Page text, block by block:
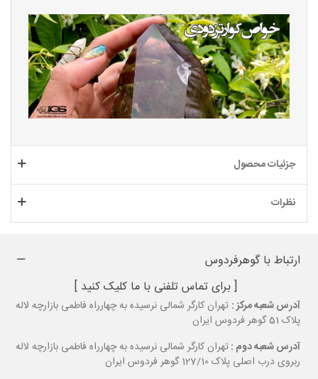
جزئیات محصول
نظرات
ارتباط با گوهرفردوس
[ برای تماس تلفنی با ما کلیک کنید ]
آدرس شعبه مرکز : تهران کارگر شمالی نرسیده به چهارراه فاطمی بازارچه لاله
پلاک 51 گوهر فردوس ایران
آدرس شعبه دوم :تهران کارگر شمالی نرسیده به چهارراه فاطمی بازارچه لاله
ربروی درب اصلی پلاک 127/10 گوهر فردوس ایران